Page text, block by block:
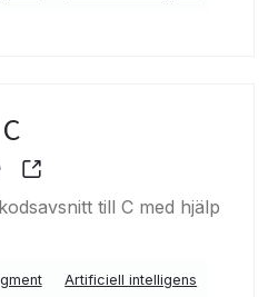
till C med hjälp
Artificiell intelligens